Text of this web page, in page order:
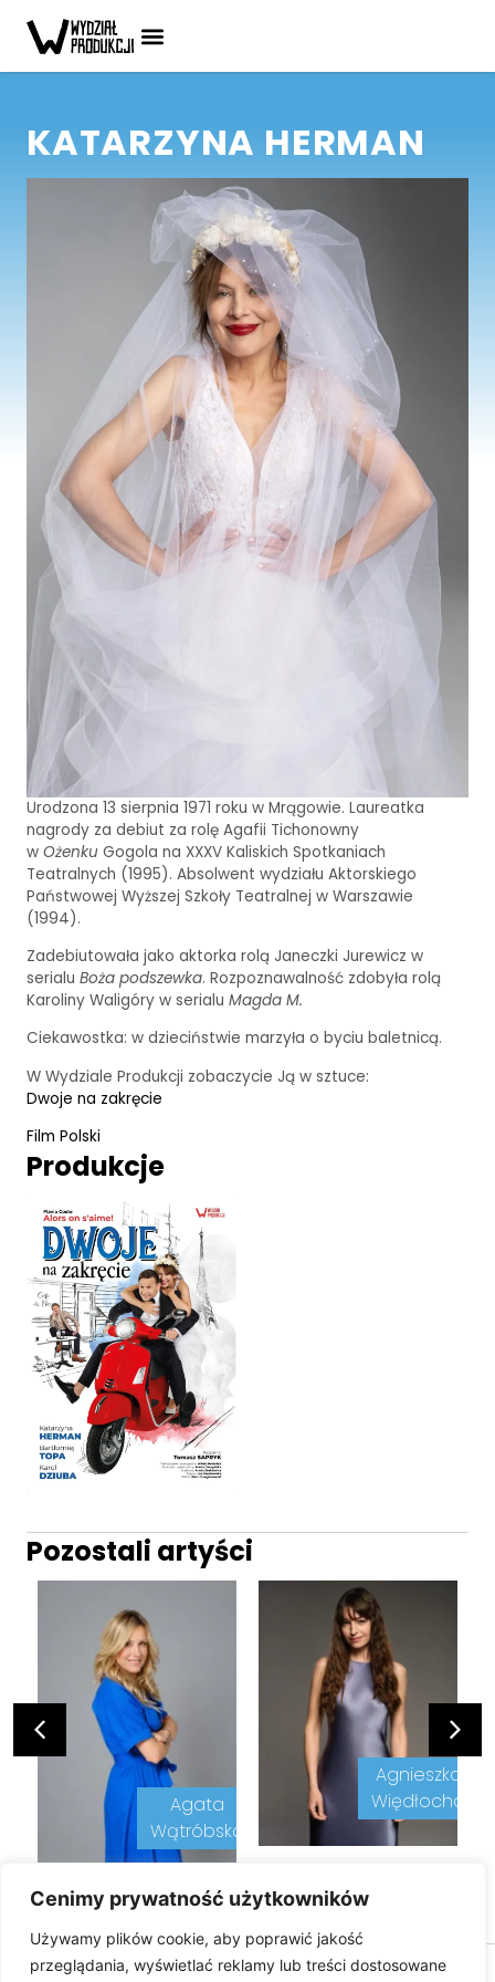
Cenimy prywatność użytkowników
Używamy plików cookie, aby poprawić jakość
przeglądania, wyświetlać reklamy lub treści dostosowane
KATARZYNA HERMAN
Urodzona 13 sierpnia 1971 roku w Mrągowie. Laureatka
nagrody za debiut za rolę Agafii Tichonowny
w Ożenku Gogola na XXXV Kaliskich Spotkaniach
Teatralnych (1995). Absolwent wydziału Aktorskiego
Państwowej Wyższej Szkoły Teatralnej w Warszawie
(1994).
Zadebiutowała jako aktorka rolą Janeczki Jurewicz w
serialu Boża podszewka. Rozpoznawalność zdobyła rolą
Karoliny Waligóry w serialu Magda M.
Ciekawostka: w dzieciństwie marzyła o byciu baletnicą.
W Wydziale Produkcji zobaczycie Ją w sztuce:
Dwoje na zakręcie
Film Polski
Produkcje
Pozostali artyści
Agata
Wątróbska
Agnieszka
Więdłocha